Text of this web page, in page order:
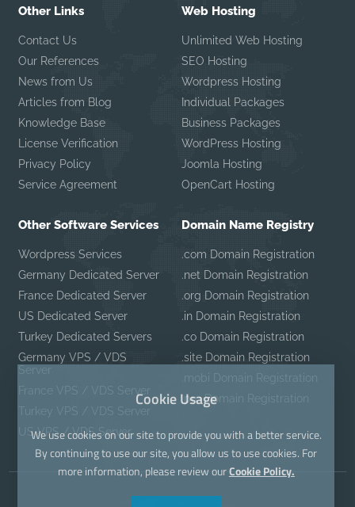
Other Links
Contact Us
Our References
News from Us
Articles from Blog
Knowledge Base
License Verification
Privacy Policy
Service Agreement
Web Hosting
Unlimited Web Hosting
SEO Hosting
Wordpress Hosting
Individual Packages
Business Packages
WordPress Hosting
Joomla Hosting
OpenCart Hosting
Other Software Services
Wordpress Services
Germany Dedicated Server
France Dedicated Server
US Dedicated Server
Turkey Dedicated Servers
Germany VPS / VDS
Server
France VPS / VDS Server
Turkey VPS / VDS Server
US VPS / VDS Server
Domain Name Registry
.com Domain Registration
.net Domain Registration
.org Domain Registration
.in Domain Registration
.co Domain Registration
.site Domain Registration
.mobi Domain Registration
.pro Domain Registration
Cookie Usage
We use cookies on our site to provide you with a better service.
By continuing to use our site, you allow us to use cookies. For
more information, please review ourCookie Policy.